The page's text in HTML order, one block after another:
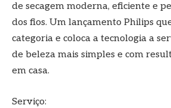
de secagem moderna, eficiente e
dos fios. Um lançamento Philips
categoria e coloca a tecnologia a
de beleza mais simples e com
em casa.
Serviço: